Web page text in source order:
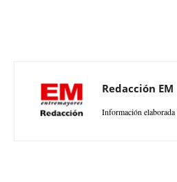
Redacción EM
Información